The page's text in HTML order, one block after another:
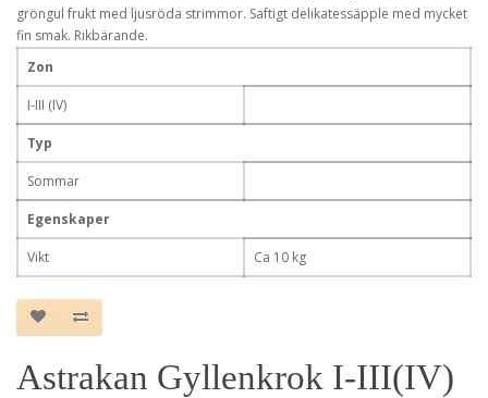
gröngul frukt med ljusröda strimmor. Saftigt delikatessäpple med mycket
fin smak. Rikbärande.
Zon
I-III (IV)
Typ
Sommar
Egenskaper
Vikt Ca 10 kg
Astrakan Gyllenkrok I-III(IV)